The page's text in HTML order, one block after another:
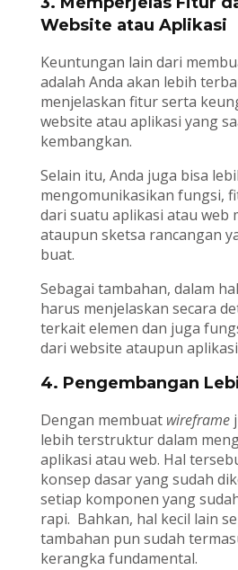
Website atau Aplikasi
Keuntungan lain dari
adalah Anda akan lebih
menjelaskan fitur serta
website atau aplikasi yang
kembangkan.
Selain itu, Anda juga bisa
mengomunikasikan fungsi,
dari suatu aplikasi atau web
ataupun sketsa rancangan
buat.
Sebagai tambahan, dalam
harus menjelaskan secara
terkait elemen dan juga
dari website ataupun
4. Pengembangan
Dengan membuat wireframe
lebih terstruktur dalam
aplikasi atau web. Hal
konsep dasar yang sudah
setiap komponen yang
rapi. Bahkan, hal kecil lain
tambahan pun sudah
kerangka fundamental.